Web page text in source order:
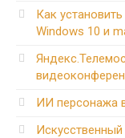
Как
Windows 10 и
ИИ персонажа